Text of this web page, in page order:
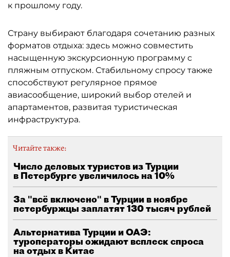
к прошлому году.
Страну выбирают благодаря сочетанию разных
форматов отдыха: здесь можно совместить
насыщенную экскурсионную программу с
пляжным отпуском. Стабильному спросу также
способствуют регулярное прямое
авиасообщение, широкий выбор отелей и
апартаментов, развитая туристическая
инфраструктура.
Читайте также:
Число деловых туристов из Турции
в Петербурге увеличилось на 10%
За "всё включено" в Турции в ноябре
петербуржцы заплатят 130 тысяч рублей
Альтернатива Турции и ОАЭ:
туроператоры ожидают всплеск спроса
на отдых в Китае